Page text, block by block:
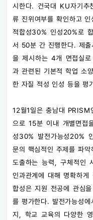
시한다. 건국대 KU자기추
류 진위여부를 확인하고
적합성30% 인성20%로
서 50분 간 진행한다. 제출
을 제시하는 4개 면접실
과 관련된 기본적 학업 소
한 자질 적성 인성 등을 평
12월1일은 충남대 PRISM
으로 15분 이내 개별면접
성30% 발전가능성20%
문의 핵심적인 주제를 파
도출하는 능력, 구체적인
인과관계에 대해 명확하
합성은 지원 전공에 관심
를 평가한다. 발전가능성
지, 학교 교육의 다양한